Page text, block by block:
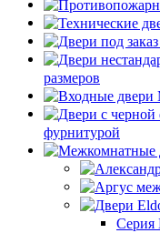
размеров
фурнитурой
Серия